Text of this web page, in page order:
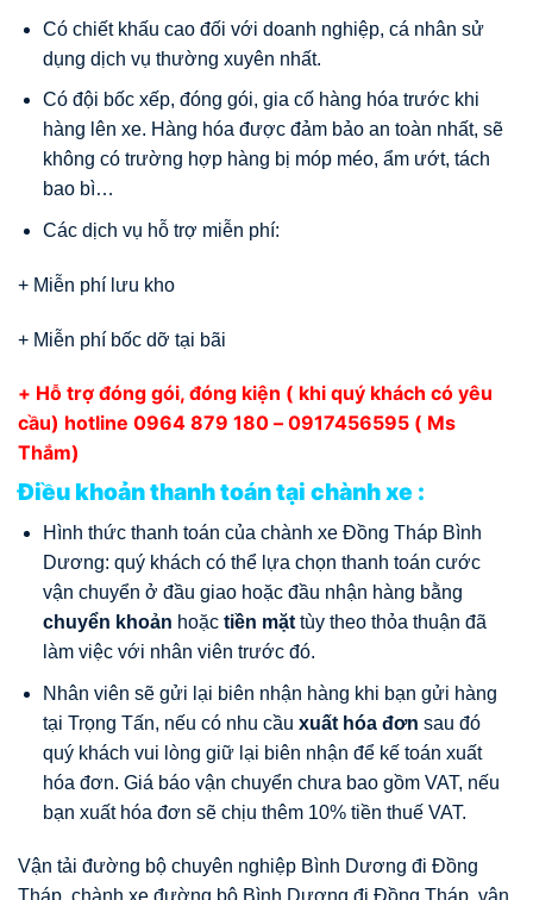
Có chiết khấu cao đối với doanh nghiệp, cá nhân sử
dụng dịch vụ thường xuyên nhất.
Có đội bốc xếp, đóng gói, gia cố hàng hóa trước khi
hàng lên xe. Hàng hóa được đảm bảo an toàn nhất, sẽ
không có trường hợp hàng bị móp méo, ẩm ướt, tách
bao bì…
Các dịch vụ hỗ trợ miễn phí:
+ Miễn phí lưu kho
+ Miễn phí bốc dỡ tại bãi
+ Hỗ trợ đóng gói, đóng kiện ( khi quý khách có yêu
cầu) hotline 0964 879 180 – 0917456595 ( Ms
Thắm)
Điều khoản thanh toán tại chành xe :
Hình thức thanh toán của chành xe Đồng Tháp Bình
Dương: quý khách có thể lựa chọn thanh toán cước
vận chuyển ở đầu giao hoặc đầu nhận hàng bằng
chuyển khoản hoặc tiền mặttùy theo thỏa thuận đã
làm việc với nhân viên trước đó.
Nhân viên sẽ gửi lại biên nhận hàng khi bạn gửi hàng
tại Trọng Tấn, nếu có nhu cầu xuất hóa đơn sau đó
quý khách vui lòng giữ lại biên nhận để kế toán xuất
hóa đơn. Giá báo vận chuyển chưa bao gồm VAT, nếu
bạn xuất hóa đơn sẽ chịu thêm 10% tiền thuế VAT.
Vận tải đường bộ chuyên nghiệp Bình Dương đi Đồng